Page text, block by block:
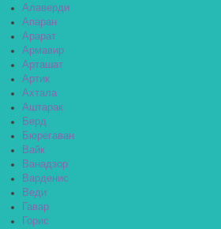
Алаверди
Апаран
Арарат
Армавир
Арташат
Артик
Ахтала
Аштарак
Берд
Бюрегаван
Вайк
Ванадзор
Варденис
Веди
Гавар
Горис